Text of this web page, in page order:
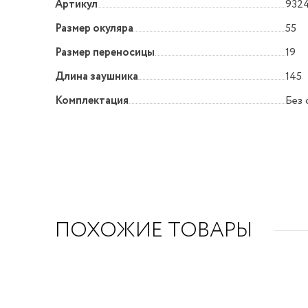
Артикул
Размер окуляра
55
Размер переносицы
19
Длина заушника
145
Комплектация
Без
ПОХОЖИЕ ТОВАРЫ